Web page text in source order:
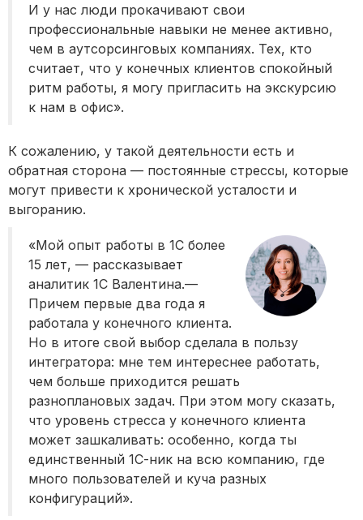
И у нас люди прокачивают свои
профессиональные навыки не менее активно,
чем в аутсорсинговых компаниях. Тех, кто
считает, что у конечных клиентов спокойный
ритм работы, я могу пригласить на экскурсию
к нам в офис».
К сожалению, у такой деятельности есть и
обратная сторона — постоянные стрессы, которые
могут привести к хронической усталости и
выгоранию.
«Мой опыт работы в 1С более
15 лет, — рассказывает
аналитик 1C Валентина.—
Причем первые два года я
работала у конечного клиента.
Но в итоге свой выбор сделала в пользу
интегратора: мне тем интереснее работать,
чем больше приходится решать
разноплановых задач. При этом могу сказать,
что уровень стресса у конечного клиента
может зашкаливать: особенно, когда ты
единственный 1С-ник на всю компанию, где
много пользователей и куча разных
конфигураций».